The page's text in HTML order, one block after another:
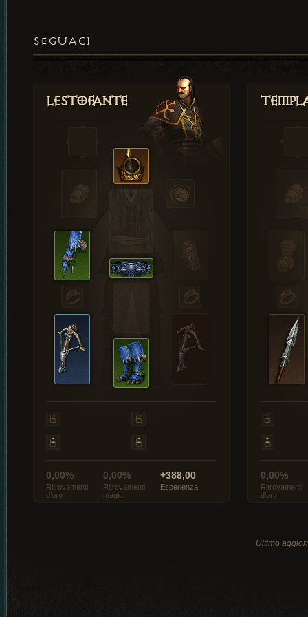
SEGUACI
Lestofante
0,00%
Ritrovamenti
d’oro
0,00%
Ritrovamenti
magici
+388,00
Esperienza
0,00%
Ritrovamenti
d’oro
Ultimo